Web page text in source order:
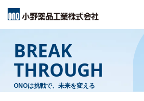
メ
小野薬品について
小野薬品についてトップ
研究開発
BREAK
THROUGH
ONOは挑戦で、未来を変える